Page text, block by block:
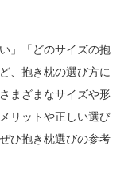
」「どのサイズの抱
、抱き枕の選び方に
まざまなサイズや形
リットや正しい選び
ひ抱き枕選びの参考